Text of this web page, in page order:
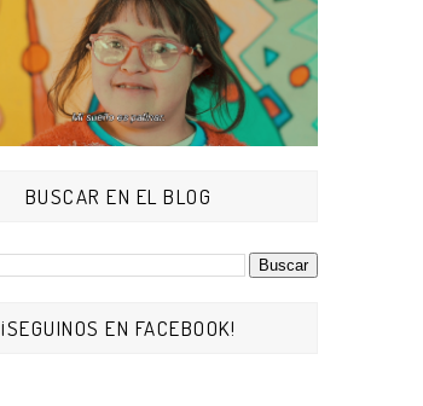
BUSCAR EN EL BLOG
¡SEGUINOS EN FACEBOOK!